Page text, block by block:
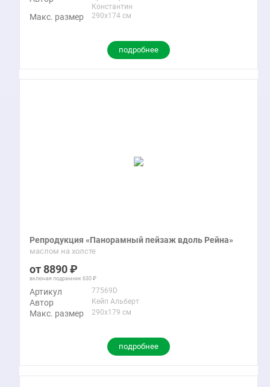
Константин
Макс. размер 290x174 см
подробнее
Репродукция «Панорамный пейзаж вдоль Рейна»
маслом на холсте
8890
включая подрамник 630
Артикул 77569D
Автор Кейп Альберт
Макс. размер 290x179 см
подробнее